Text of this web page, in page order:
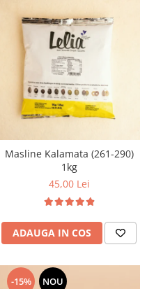
Masline Kalamata (261-290)
1kg
45,00 Lei
ADAUGA IN COS
-15% NOU